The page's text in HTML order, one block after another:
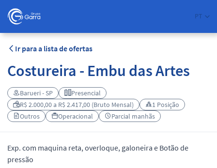
PT
Ir para a lista de ofertas
Costureira - Embu das Artes
Barueri - SP
Presencial
R$ 2.000,00 a R$ 2.417,00 (Bruto Mensal)
1 Posição
Outros
Operacional Parcial manhãs
Exp. com maquina reta, overloque, galoneira e Botão de
pressão